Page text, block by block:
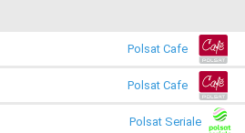
Polsat Cafe
Polsat Cafe
Polsat Seriale